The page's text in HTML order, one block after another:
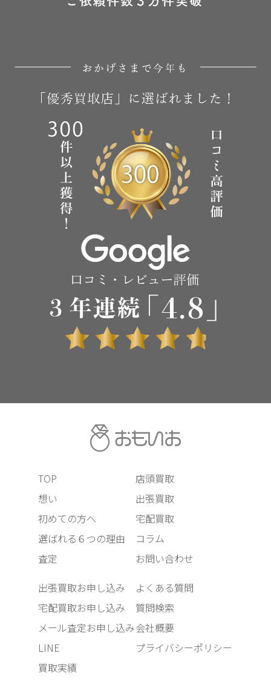
TOP
想い
初めての方へ
選ばれる６つの理由
査定
店頭買取
出張買取
宅配買取
コラム
お問い合わせ
出張買取お申し込み
宅配買取お申し込み
メール査定お申し込み
LINE
買取実績
よくある質問
質問検索
会社概要
プライバシーポリシー